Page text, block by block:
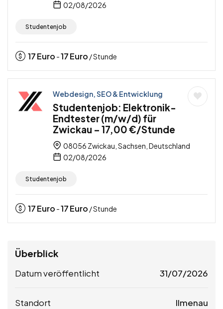
02/08/2026
Studentenjob
17Euro -17Euro / Stunde
Webdesign, SEO & Entwicklung
Studentenjob: Elektronik-
Endtester (m/w/d) für
Zwickau – 17,00 €/Stunde
08056 Zwickau, Sachsen, Deutschland
02/08/2026
Studentenjob
17Euro -17Euro / Stunde
Überblick
Datum veröffentlicht 31/07/2026
Standort Ilmenau